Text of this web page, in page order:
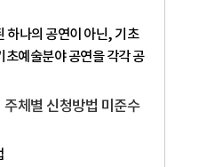
하나의 공연이 아닌, 기초
초예술분야 공연을 각각 공
체별 신청방법 미준수